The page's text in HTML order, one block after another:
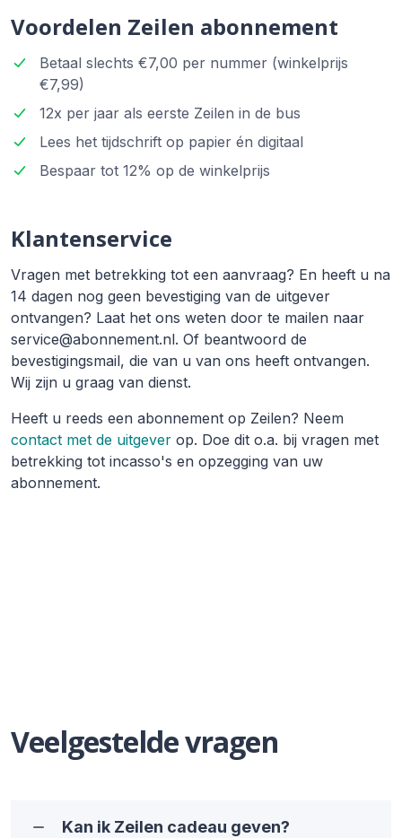
Voordelen Zeilen abonnement
Betaal slechts €7,00 per nummer (winkelprijs
€7,99)
12x per jaar als eerste Zeilen in de bus
Lees het tijdschrift op papier én digitaal
Bespaar tot 12% op de winkelprijs
Klantenservice
Vragen met betrekking tot een aanvraag? En heeft u na
14 dagen nog geen bevestiging van de uitgever
ontvangen? Laat het ons weten door te mailen naar
service@abonnement.nl. Of beantwoord de
bevestigingsmail, die van u van ons heeft ontvangen.
Wij zijn u graag van dienst.
Heeft u reeds een abonnement op Zeilen? Neem
contact met de uitgever op. Doe dit o.a. bij vragen met
betrekking tot incasso's en opzegging van uw
abonnement.
Veelgestelde vragen
Kan ik Zeilen cadeau geven?